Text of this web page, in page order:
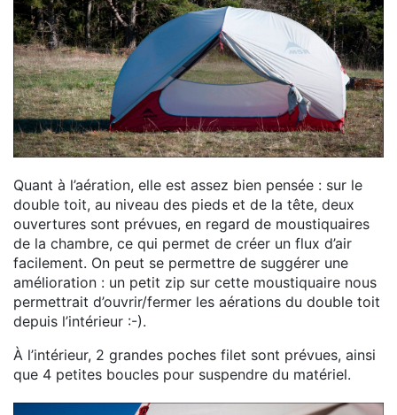
Quant à l’aération, elle est assez bien pensée : sur le
double toit, au niveau des pieds et de la tête, deux
ouvertures sont prévues, en regard de moustiquaires
de la chambre, ce qui permet de créer un flux d’air
facilement. On peut se permettre de suggérer une
amélioration : un petit zip sur cette moustiquaire nous
permettrait d’ouvrir/fermer les aérations du double toit
depuis l’intérieur :-).
À l’intérieur, 2 grandes poches filet sont prévues, ainsi
que 4 petites boucles pour suspendre du matériel.